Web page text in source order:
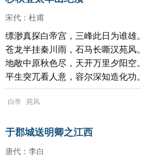
宋代 ： 杜甫
缥渺真探白帝宫，三峰此日为谁雄。
苍龙半挂秦川雨，石马长嘶汉苑风。
地敞中原秋色尽，天开万里夕阳空。
平生突兀看人意，容尔深知造化功。
白帝 苑风
于郡城送明卿之江西
唐代 ： 李白